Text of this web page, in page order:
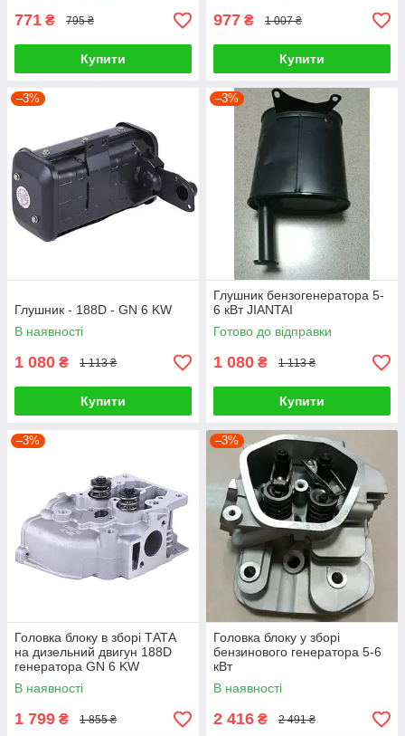
771 ₴ 795 ₴
Купити
977 ₴ 1 007 ₴
Купити
–3%
Глушник - 188D - GN 6 KW
В наявності
1 080 ₴ 1 113 ₴
Купити
–3%
Глушник бензогенератора 5-
6 кВт JIANTAI
Готово до відправки
1 080 ₴ 1 113 ₴
Купити
–3%
Головка блоку в зборі ТАТА
на дизельний двигун 188D
генератора GN 6 KW
В наявності
1 799 ₴ 1 855 ₴
–3%
Головка блоку у зборі
бензинового генератора 5-6
кВт
В наявності
2 416 ₴ 2 491 ₴